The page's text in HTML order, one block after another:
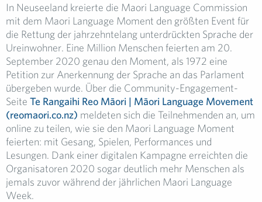
In Neuseeland kreierte die Maori Language Commission
mit dem Maori Language Moment den größten Event für
die Rettung der jahrzehntelang unterdrückten Sprache der
Ureinwohner. Eine Million Menschen feierten am 20.
September 2020 genau den Moment, als 1972 eine
Petition zur Anerkennung der Sprache an das Parlament
übergeben wurde. Über die Community-Engagement-
Seite Te Rangaihi Reo Māori | Māori Language Movement
(reomaori.co.nz) meldeten sich die Teilnehmenden an, um
online zu teilen, wie sie den Maori Language Moment
feierten: mit Gesang, Spielen, Performances und
Lesungen. Dank einer digitalen Kampagne erreichten die
Organisatoren 2020 sogar deutlich mehr Menschen als
jemals zuvor während der jährlichen Maori Language
Week.